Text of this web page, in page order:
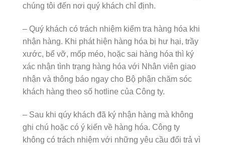
chúng tôi đến nơi quý khách chỉ định.
– Quý khách có trách nhiệm kiểm tra hàng hóa khi
nhận hàng. Khi phát hiện hàng hóa bị hư hại, trầy
xước, bể vỡ, mốp méo, hoặc sai hàng hóa thì ký
xác nhận tình trạng hàng hóa với Nhân viên giao
nhận và thông báo ngay cho Bộ phận chăm sóc
khách hàng theo số hotline của Công ty.
– Sau khi qúy khách đã ký nhận hàng mà không
ghi chú hoặc có ý kiến về hàng hóa. Công ty
không có trách nhiệm với những yêu cầu đổi trả vì